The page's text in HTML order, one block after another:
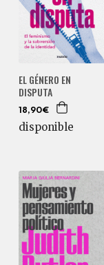
EL GÉNERO EN
DISPUTA
18,90€
disponible